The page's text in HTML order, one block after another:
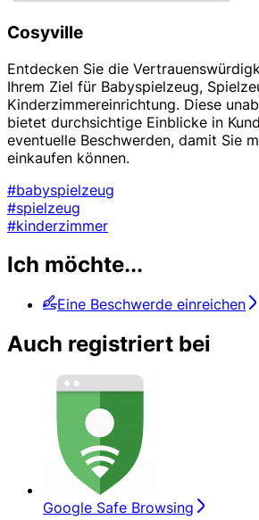
Cosyville
Entdecken Sie die
Ihrem Ziel für Babyspielzeug,
Kinderzimmereinrichtung. Diese
bietet durchsichtige Einblicke in
eventuelle Beschwerden, damit Sie
einkaufen können.
#babyspielzeug
#spielzeug
#kinderzimmer
Ich möchte...
Eine Beschwerde einreichen
Auch registriert bei
Google Safe Browsing